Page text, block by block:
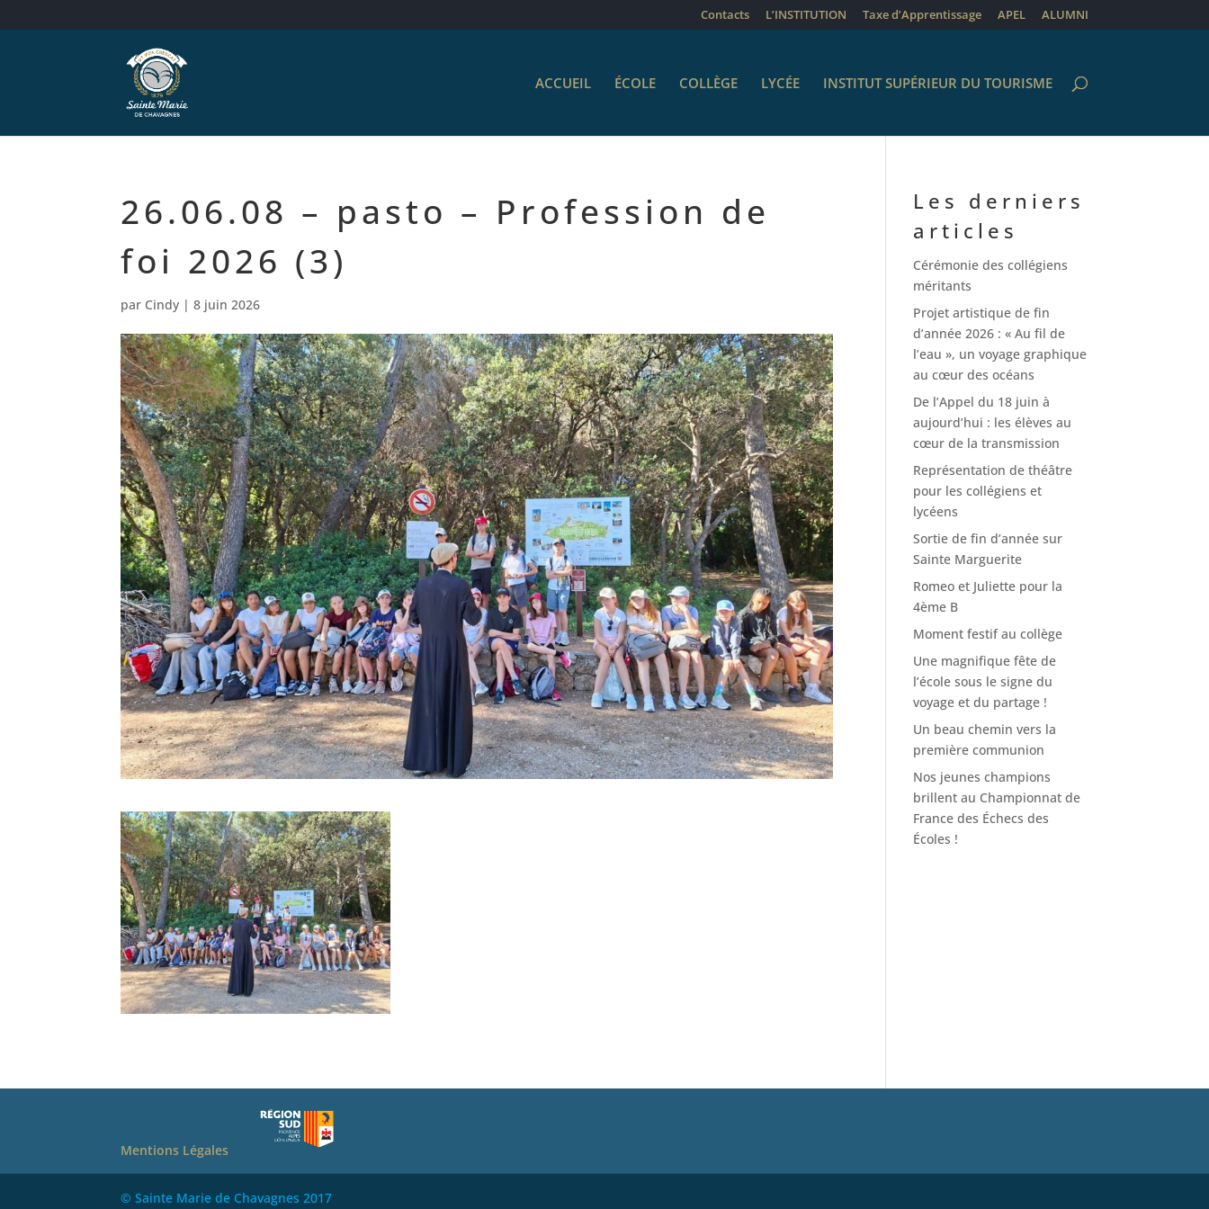
Contacts L’INSTITUTION Taxe d’Apprentissage APEL ALUMNI
ACCUEIL ÉCOLE COLLÈGE LYCÉE INSTITUT SUPÉRIEUR DU TOURISME
26.06.08 – pasto – Profession de
foi 2026 (3)
par Cindy |8 juin 2026
Les derniers
articles
Cérémonie des collégiens
méritants
Projet artistique de fin
d’année 2026 : « Au fil de
l’eau », un voyage graphique
au cœur des océans
De l’Appel du 18 juin à
aujourd’hui : les élèves au
cœur de la transmission
Représentation de théâtre
pour les collégiens et
lycéens
Sortie de fin d’année sur
Sainte Marguerite
Romeo et Juliette pour la
4ème B
Moment festif au collège
Une magnifique fête de
l’école sous le signe du
voyage et du partage !
Un beau chemin vers la
première communion
Nos jeunes champions
brillent au Championnat de
France des Échecs des
Écoles !
Mentions Légales
© Sainte Marie de Chavagnes 2017